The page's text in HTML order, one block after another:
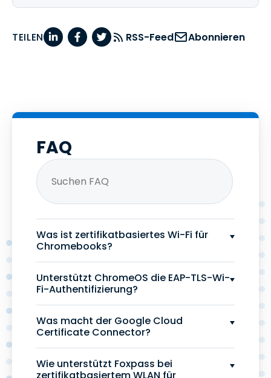
TEILEN RSS-Feed Abonnieren
FAQ
Was ist zertifikatbasiertes Wi-Fi für
Chromebooks?
Unterstützt ChromeOS die EAP-TLS-Wi-
Fi-Authentifizierung?
Was macht der Google Cloud
Certificate Connector?
Wie unterstützt Foxpass bei